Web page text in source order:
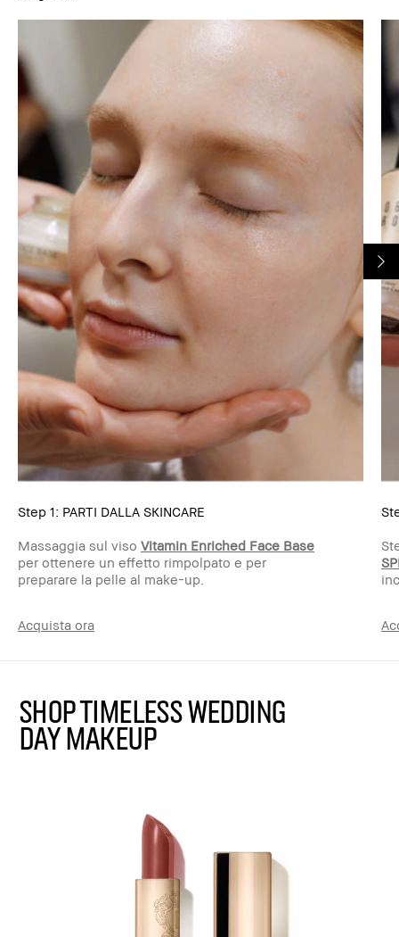
Step 1: PARTI DALLA SKINCARE
Massaggia sul viso Vitamin Enriched Face Base
per ottenere un effetto rimpolpato e per
preparare la pelle al make-up.
Acquista ora
Shop Timeless Wedding
Day Makeup